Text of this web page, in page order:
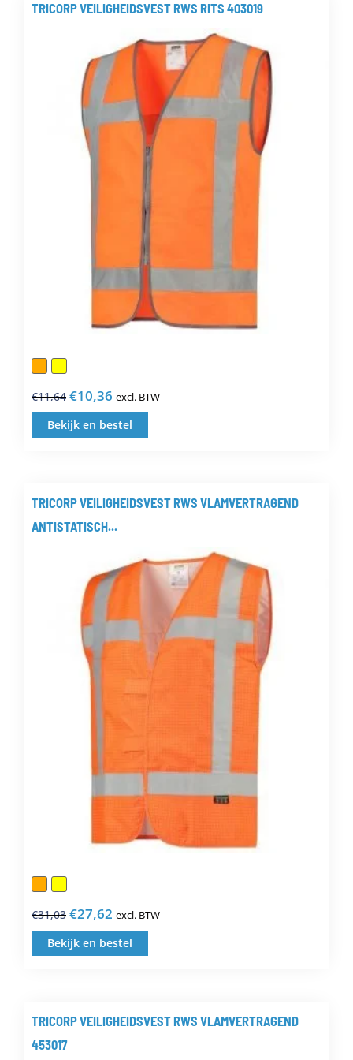
meerdere
Deze
optie
kan
gekozen
worden
op
TRICORP VEILIGHEIDSVEST RWS RITS 403019
€11,64 Oorspronkelijke
prijs
was:
€10,36 Huidige
prijs
is:
excl. BTW
Bekijk en bestel
Dit
meerdere
optie
gekozen
worden
op
TRICORP VEILIGHEIDSVEST RWS VLAMVERTRAGEND
ANTISTATISCH...
€31,03 Oorspronkelijke
prijs
was:
€27,62 Huidige
prijs
is:
excl. BTW
Bekijk en bestel
Dit
meerdere
TRICORP VEILIGHEIDSVEST RWS VLAMVERTRAGEND
453017